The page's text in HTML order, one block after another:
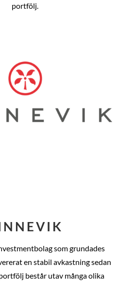
portfölj.
som grundades
en stabil avkastning sedan
består utav många olika